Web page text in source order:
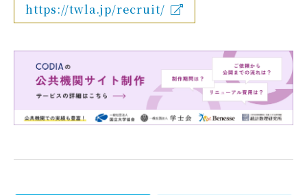
https://twla.jp/recruit/